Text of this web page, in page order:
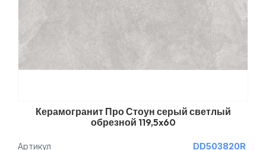
Керамогранит Про Стоун серый светлый
обрезной 119,5x60
Артикул
DD503820R